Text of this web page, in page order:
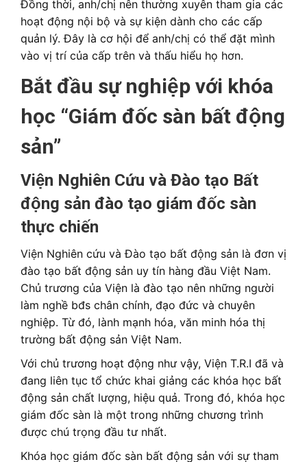
Đồng thời, anh/chị nên thường xuyên tham gia các
hoạt động nội bộ và sự kiện dành cho các cấp
quản lý. Đây là cơ hội để anh/chị có thể đặt mình
vào vị trí của cấp trên và thấu hiểu họ hơn.
Bắt đầu sự nghiệp với khóa
học “Giám đốc sàn bất động
sản”
Viện Nghiên Cứu và Đào tạo Bất
động sản đào tạo giám đốc sàn
thực chiến
Viện Nghiên cứu và Đào tạo bất động sản là đơn vị
đào tạo bất động sản uy tín hàng đầu Việt Nam.
Chủ trương của Viện là đào tạo nên những người
làm nghề bđs chân chính, đạo đức và chuyên
nghiệp. Từ đó, lành mạnh hóa, văn minh hóa thị
trường bất động sản Việt Nam.
Với chủ trương hoạt động như vậy, Viện T.R.I đã và
đang liên tục tổ chức khai giảng các khóa học bất
động sản chất lượng, hiệu quả. Trong đó, khóa học
giám đốc sàn là một trong những chương trình
được chú trọng đầu tư nhất.
Khóa học giám đốc sàn bất động sản với sự tham